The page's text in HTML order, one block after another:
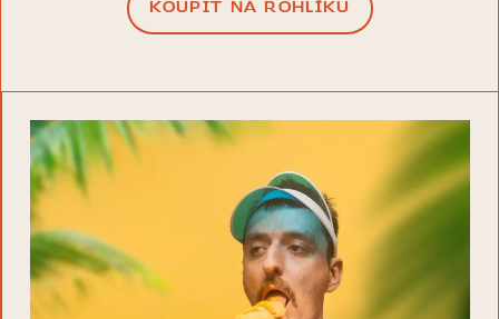
KOUPIT NA ROHLÍKU